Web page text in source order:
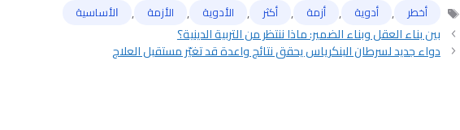
الوسومأخطر , أدوية , أزمة , أكثر , الأدوية , الأزمة , ﺍﻷﺳﺎﺳﻴﺔ
بين بناء العقل وبناء الضمير: ماذا ننتظر من التربية الدينية؟
دواء جديد لسرطان البنكرياس يحقق نتائج واعدة قد تغيّر مستقبل العلاج